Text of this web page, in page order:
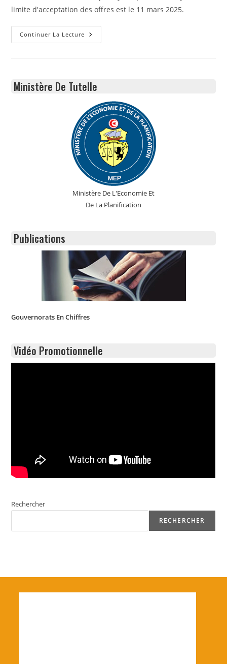
limite d'acceptation des offres est le 11 mars 2025.
Continuer La Lecture Avis
De
Acquisition
Et
De
Solutions
Antivirales
»
Ministère De Tutelle
Ministère De L'Economie Et
De La Planification
Publications
Gouvernorats En Chiffres
Vidéo Promotionnelle
Rechercher
RECHERCHER